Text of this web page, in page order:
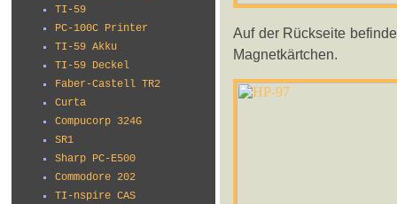
TI-59
PC-100C Printer
TI-59 Akku
TI-59 Deckel
Faber-Castell TR2
Curta
Compucorp 324G
SR1
Sharp PC-E500
Commodore 202
TI-nspire CAS
Auf der Rückseite
Magnetkärtchen.